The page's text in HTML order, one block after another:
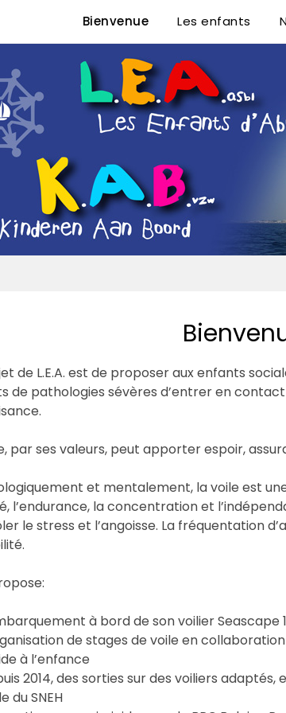
ASBL – K.A.B.
Bienvenue Les enfants
de L.E.A. est de proposer aux enfants
de pathologies sévères d’entrer en
par ses valeurs, peut apporter espoir,
et mentalement, la voile est
l’endurance, la concentration et
le stress et l’angoisse. La fréquentation
à bord de son voilier Seascape
de stages de voile en collaboration
à l’enfance
2014, des sorties sur des voiliers
du SNEH